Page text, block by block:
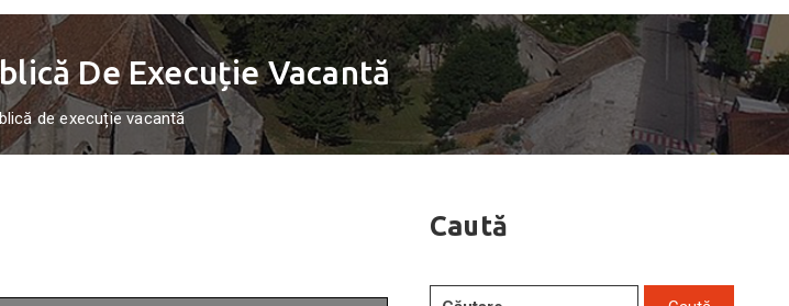
De Execuție Vacantă
de execuție vacantă
Caută